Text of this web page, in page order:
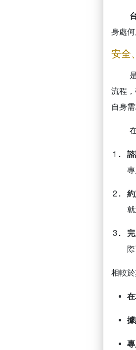
身處
安全
流程
自身
諮
約
際
相較
在
據
專